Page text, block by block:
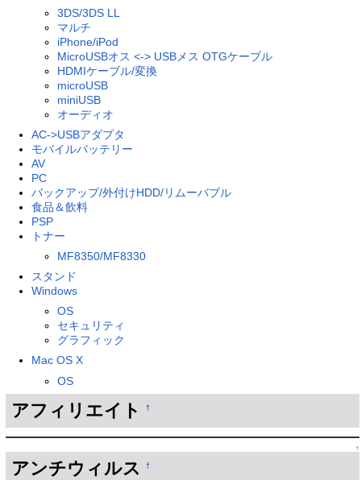
3DS/3DS LL
マルチ
iPhone/iPod
MicroUSBオス <-> USBメス OTGケーブル
HDMIケーブル/変換
microUSB
miniUSB
オーディオ
AC->USBアダプタ
モバイルバッテリー
AV
PC
バックアップ/外付けHDD/リムーバブル
食品＆飲料
PSP
トナー
MF8350/MF8330
スタンド
Windows
OS
セキュリティ
グラフィック
Mac OS X
OS
アフィリエイト †
↑
アンチウィルス †